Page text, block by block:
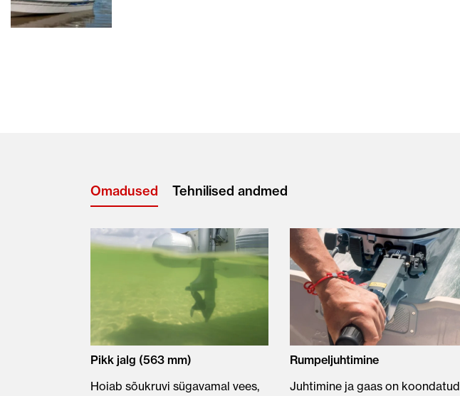
Omadused Tehnilised andmed
Pikk jalg (563 mm)
Hoiab sõukruvi sügavamal vees,
Rumpeljuhtimine
Juhtimine ja gaas on koondatud